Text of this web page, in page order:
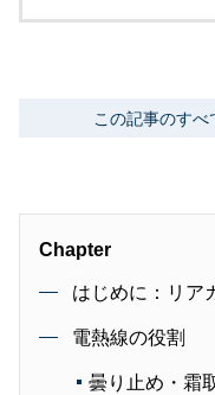
この記事のすべ
Chapter
はじめに：リア
電熱線の役割
曇り止め・霜